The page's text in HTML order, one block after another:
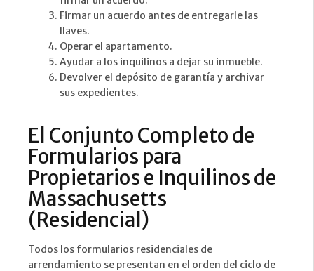
Firmar un acuerdo antes de entregarle las
llaves.
Operar el apartamento.
Ayudar a los inquilinos a dejar su inmueble.
Devolver el depósito de garantía y archivar
sus expedientes.
El Conjunto Completo de
Formularios para
Propietarios e Inquilinos de
Massachusetts
(Residencial)
Todos los formularios residenciales de
arrendamiento se presentan en el orden del ciclo de